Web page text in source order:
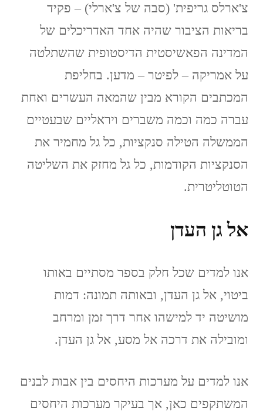
צ'ארלס גריפית' (סבה של צ'ארלי) – פקיד
בריאות הציבור שהיה אחד האדריכלים של
המדינה הפאשיסטית הדיסטופית שהשתלטה
על אמריקה – לפיטר – מדען. בחליפת
המכתבים הקורא מבין שהמאה העשרים ואחת
עברה כמה וכמה משברים ויראליים שבעטיים
הממשלה הטילה סנקציות, כל גל מחמיר את
הסנקציות הקודמות, כל גל מחזק את השליטה
הטוטליטרית.
אל גן העדן
אנו למדים שכל חלק בספר מסתיים באותו
ביטוי, אל גן העדן, ובאותה תמונה: דמות
מושיטה יד למישהו אחר דרך זמן ומרחב
ומובילה את דרכה אל מסע, אל גן העדן.
אנו למדים על מערכות היחסים בין אבות לבנים
המשתקפים כאן, אך בעיקר מערכות היחסים